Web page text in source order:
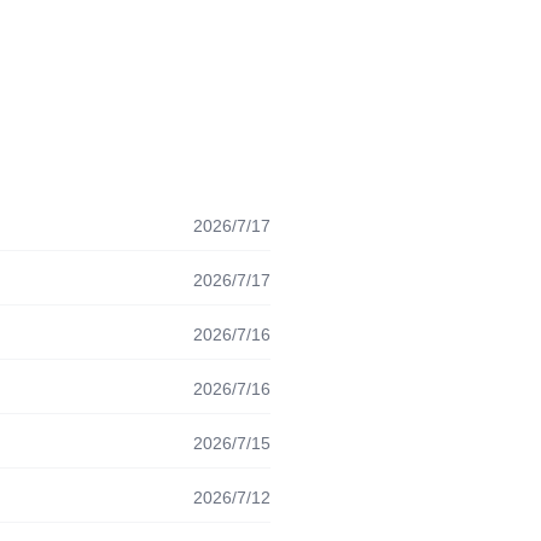
2026/7/17
2026/7/17
2026/7/16
2026/7/16
2026/7/15
2026/7/12